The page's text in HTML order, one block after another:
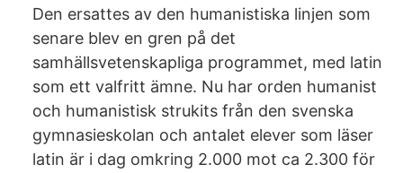
Den ersattes av den humanistiska linjen som
senare blev en gren på det
samhällsvetenskapliga programmet, med latin
som ett valfritt ämne. Nu har orden humanist
och humanistisk strukits från den svenska
gymnasieskolan och antalet elever som läser
latin är i dag omkring 2.000 mot ca 2.300 för